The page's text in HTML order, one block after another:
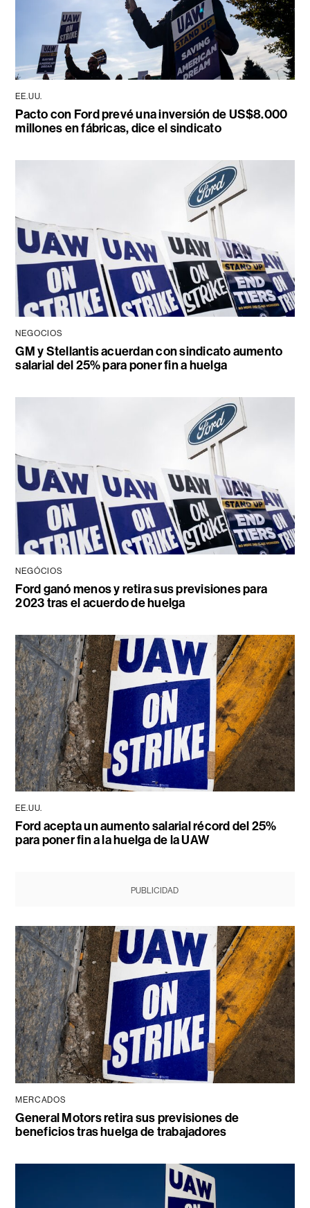
EE.UU.
Pacto con Ford prevé una inversión de US$8.000
millones en fábricas, dice el sindicato
NEGOCIOS
GM y Stellantis acuerdan con sindicato aumento
salarial del 25% para poner fin a huelga
NEGÓCIOS
Ford ganó menos y retira sus previsiones para
2023 tras el acuerdo de huelga
EE.UU.
Ford acepta un aumento salarial récord del 25%
para poner fin a la huelga de la UAW
PUBLICIDAD
MERCADOS
General Motors retira sus previsiones de
beneficios tras huelga de trabajadores